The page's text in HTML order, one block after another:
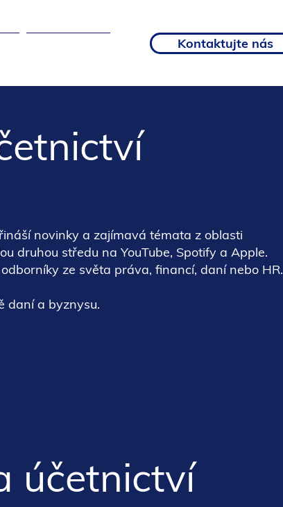
Kontaktujte nás
novinky a zajímavá témata z oblasti
druhou středu na YouTube, Spotify a Apple.
ze světa práva, financí, daní nebo HR.
daní a byznysu.
účetnictví